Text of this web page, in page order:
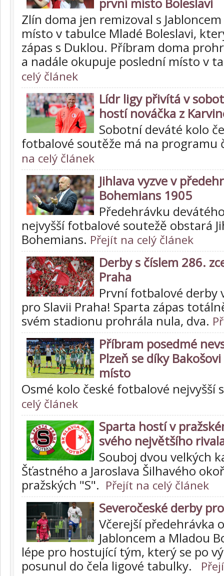
Zlín doma jen remizoval s
místo v tabulce Mladé Boleslavi,
zápas s Duklou. Příbram doma
a nadále okupuje poslední místo v
celý článek
Lídr ligy přivítá v
hostí nováčka z
Sobotní deváté kolo
fotbalové soutěže má na
na celý článek
Jihlava vyzve v
Bohemians 1905
Předehrávku
nejvyšší fotbalové soutežě obstará
Bohemians. Přejít na celý článek
Derby s číslem 286.
Praha
První fotbalové derby
pro Slavii Praha! Sparta zápas
svém stadionu prohrála nula, dva.
Příbram posedmé
Plzeň se díky
místo
Osmé kolo české fotbalové nejvyšší
celý článek
Sparta hostí v
svého největšího
Souboj dvou velkých
Šťastného a Jaroslava Šilhavého
pražských "S". Přejít na celý článek
Severočeské derby
Včerejší předehrávka
Jabloncem a Mladou
lépe pro hostující tým, který se po
posunul do čela ligové tabulky.